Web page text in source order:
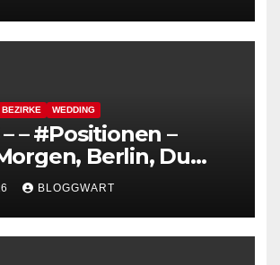
WEDDING
– – #Positionen –
Berlin, Du
hässlich sein,
und grau – Die
BLOGGWART